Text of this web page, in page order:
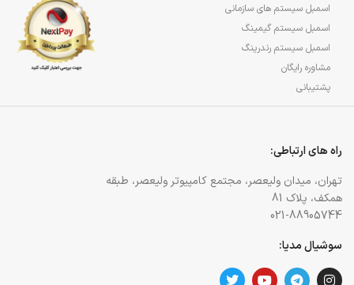
اسمبل سیستم های سازمانی
اسمبل سیستم گیمینگ
اسمبل سیستم رندرینگ
مشاوره رایگان
پشتیبانی
راه های ارتباطی:
تهران، میدان ولیعصر، مجتمع کامپیوتر ولیعصر، طبقه
همکف، پلاک 81
021-88905744
سوشیال مدیا: